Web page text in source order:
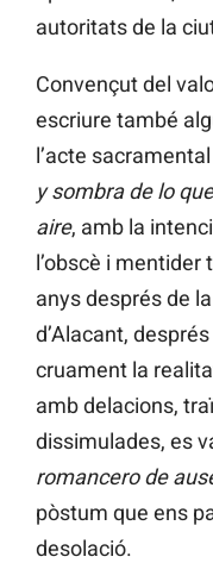
autoritats de la
Convençut del
escriure també
l’acte sacramental
y sombra de lo
aire, amb la
l’obscè i mentider
anys després de
d’Alacant,
cruament la
amb delacions,
dissimulades, es
romancero de
pòstum que ens
desolació.